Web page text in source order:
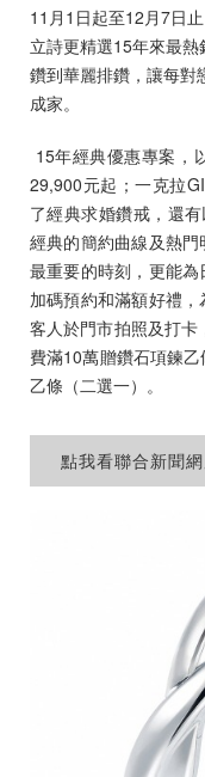
11月1日起至12月7日
立詩更精選15年來最
鑽到華麗排鑽，讓每對
成家。
15年經典優惠專案，
29,900元起；一克拉
了經典求婚鑽戒，還
經典的簡約曲線及熱
最重要的時刻，更能
加碼預約和滿額好禮，
客人於門市拍照及打卡
費滿10萬贈鑽石項鍊
乙條（二選一）。
點我看聯合新聞